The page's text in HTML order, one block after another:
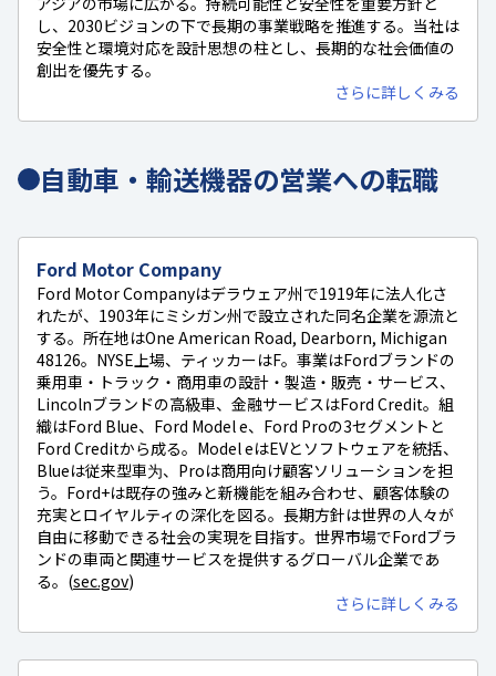
し、2030ビジョンの下で長期の事業戦略を推進する。当社は
安全性と環境対応を設計思想の柱とし、長期的な社会価値の
創出を優先する。
さらに詳しくみる
自動車・輸送機器の営業への転職
Ford Motor Company
Ford Motor Companyはデラウェア州で1919年に法人化さ
れたが、1903年にミシガン州で設立された同名企業を源流と
する。所在地はOne American Road, Dearborn, Michigan
48126。NYSE上場、ティッカーはF。事業はFordブランドの
乗用車・トラック・商用車の設計・製造・販売・サービス、
Lincolnブランドの高級車、金融サービスはFord Credit。組
織はFord Blue、Ford Model e、Ford Proの3セグメントと
Ford Creditから成る。Model eはEVとソフトウェアを統括、
Blueは従来型車为、Proは商用向け顧客ソリューションを担
う。Ford+は既存の強みと新機能を組み合わせ、顧客体験の
充実とロイヤルティの深化を図る。長期方針は世界の人々が
自由に移動できる社会の実現を目指す。世界市場でFordブラ
ンドの車両と関連サービスを提供するグローバル企業であ
る。(sec.gov)
さらに詳しくみる